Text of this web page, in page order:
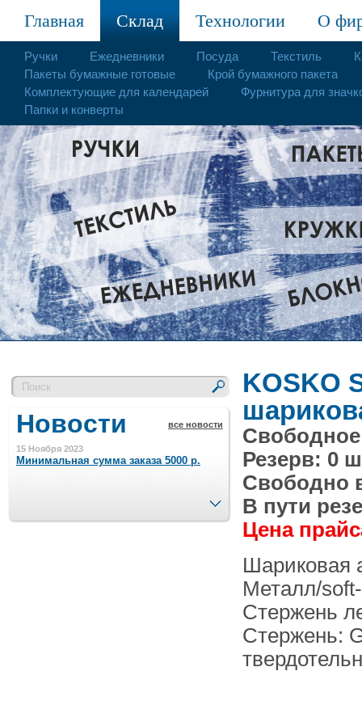
Главная Склад Технологии О
Ручки Ежедневники Посуда Текстиль
Пакеты бумажные готовые
Крой бумажного пакета
Комплектующие для календарей
Фурнитура для
Папки и конверты
Новости все новости
15 Ноября 2023
Минимальная сумма заказа 5000 р.
Шляпные коробочки производим
След.
KOSKO
Свободное
Резерв: 0
Свободно
В пути
Цена
Шариковая
Металл/
Стержень
Стержень: